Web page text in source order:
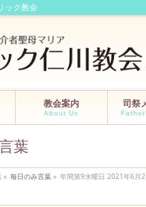
ック教会
教会案内
About Us
司祭
葉
» 毎日のみ言葉 » 年間第9水曜日 2021年6月